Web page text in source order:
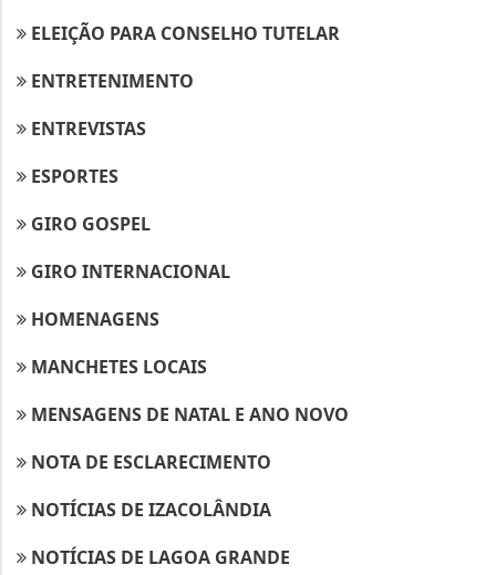
ELEIÇÃO PARA CONSELHO TUTELAR
ENTRETENIMENTO
ENTREVISTAS
ESPORTES
GIRO GOSPEL
GIRO INTERNACIONAL
HOMENAGENS
MANCHETES LOCAIS
MENSAGENS DE NATAL E ANO NOVO
NOTA DE ESCLARECIMENTO
NOTÍCIAS DE IZACOLÂNDIA
NOTÍCIAS DE LAGOA GRANDE